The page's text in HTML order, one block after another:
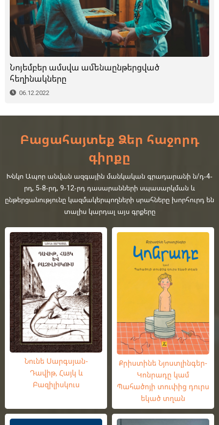
Նոյեմբեր ամսվա ամենաընթերցված
հեղինակները
06.12.2022
Բացահայտեք Ձեր հաջորդ
գիրքը
Խնկո Ապոր անվան ազգային մանկական գրադարանի ն/դ-4-
րդ, 5-8-րդ, 9-12-րդ դասարանների սպասարկման և
ընթերցանությունը կազմակերպողների սրահները խորհուրդ են
տալիս կարդալ այս գրքերը
Նունե Սարգսյան-
Դավիթ, Հայկ և
Բազիլիսկուս
Քրիստինե Նյոստլինգեր-
Կոնրադը կամ
Պահածոյի տուփից դուրս
եկած տղան